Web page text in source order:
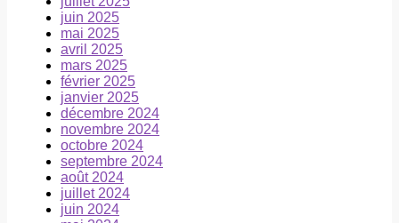
juin 2025
mai 2025
avril 2025
mars 2025
février 2025
janvier 2025
décembre 2024
novembre 2024
octobre 2024
septembre 2024
août 2024
juillet 2024
juin 2024